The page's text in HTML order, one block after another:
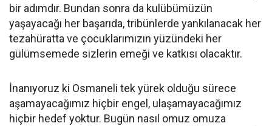
bir adımdır. Bundan sonra da kulübümüzün
yaşayacağı her başarıda, tribünlerde yankılanacak her
tezahüratta ve çocuklarımızın yüzündeki her
gülümsemede sizlerin emeği ve katkısı olacaktır.
İnanıyoruz ki Osmaneli tek yürek olduğu sürece
aşamayacağımız hiçbir engel, ulaşamayacağımız
hiçbir hedef yoktur. Bugün nasıl omuz omuza